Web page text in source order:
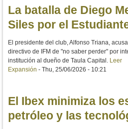
La batalla de Diego
Siles por el
El presidente del club, Alfonso Triana,
directivo de IFM de "no saber perder" por
institución al dueño de Taula Capital. Leer
Expansión - Thu, 25/06/2026 - 10:21
El Ibex minimiza los
petróleo y las